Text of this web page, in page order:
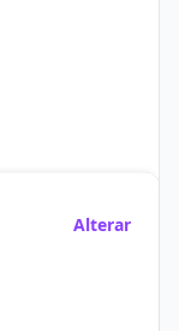
Alterar